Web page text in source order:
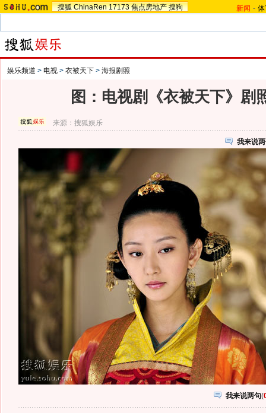
搜狐 ChinaRen 17173 焦点房地产 搜狗 新闻 -
娱乐频道 > 电视 > 衣被天下 > 海报剧照
图：电视剧《衣被天下》剧
来源：搜狐娱乐
我来说
我来说两句(